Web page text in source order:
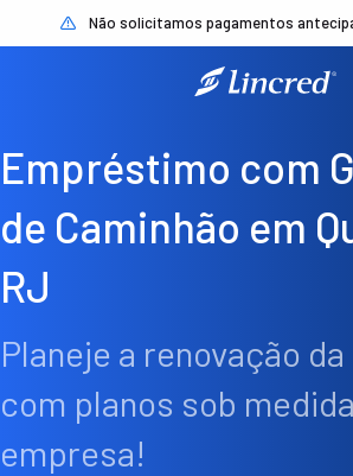
Não solicitamos pagamentos
Empréstimo com
de Caminhão em
RJ
Planeje a renovação
com planos sob
empresa!